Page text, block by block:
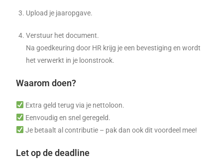
Upload je jaaropgave.
Verstuur het document.
Na goedkeuring door HR krijg je een bevestiging en wordt
het verwerkt in je loonstrook.
Waarom doen?
Extra geld terug via je nettoloon.
Eenvoudig en snel geregeld.
Je betaalt al contributie – pak dan ook dit voordeel mee!
Let op de deadline